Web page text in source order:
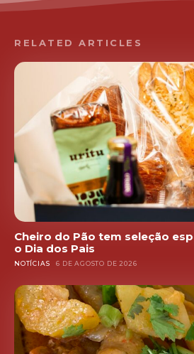
RELATED ARTICLES
Cheiro do Pão tem seleção
o Dia dos Pais
NOTÍCIAS 6 DE AGOSTO DE 2026